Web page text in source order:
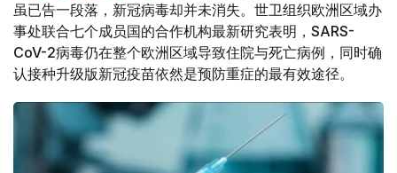
虽已告一段落，新冠病毒却并未消失。世卫组织欧洲区域办
事处联合七个成员国的合作机构最新研究表明，SARS-
CoV-2病毒仍在整个欧洲区域导致住院与死亡病例，同时确
认接种升级版新冠疫苗依然是预防重症的最有效途径。